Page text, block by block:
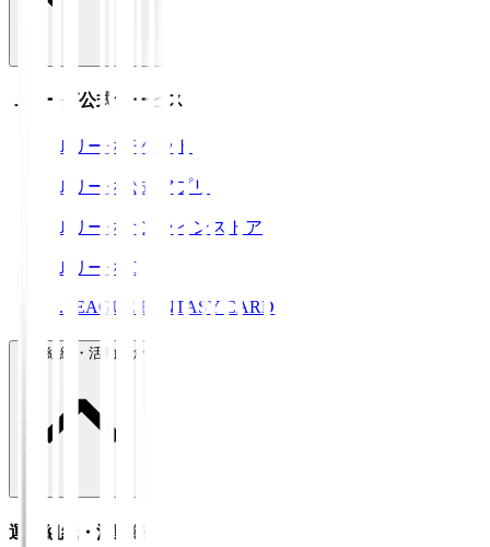
Ｊリーグ公式サービス
Ｊリーグチケット
Ｊリーグ公式アプリ
Ｊリーグオンラインストア
ＪリーグID
J.LEAGUE FANTASY CARD
運営組織・活動紹介
運営組織・活動紹介